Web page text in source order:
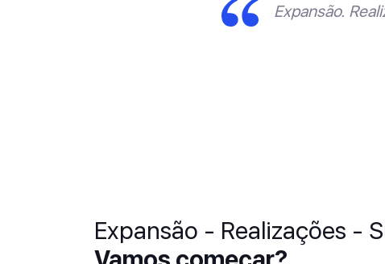
Expansão.
Expansão - Realizações -